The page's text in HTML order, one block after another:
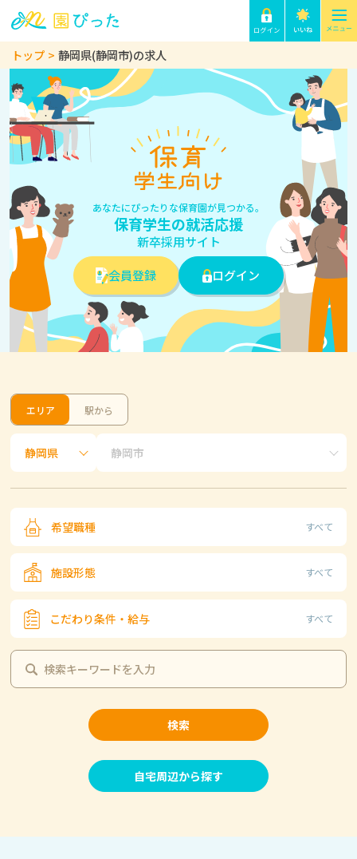
トップ 静岡県(静岡市)の求人
あなたにぴったりな保育園が見つかる。
保育学生の就活応援
新卒採用サイト
会員登録
ログイン
エリア 駅から
希望職種 すべて
施設形態 すべて
こだわり条件・給与 すべて
検索
自宅周辺から探す